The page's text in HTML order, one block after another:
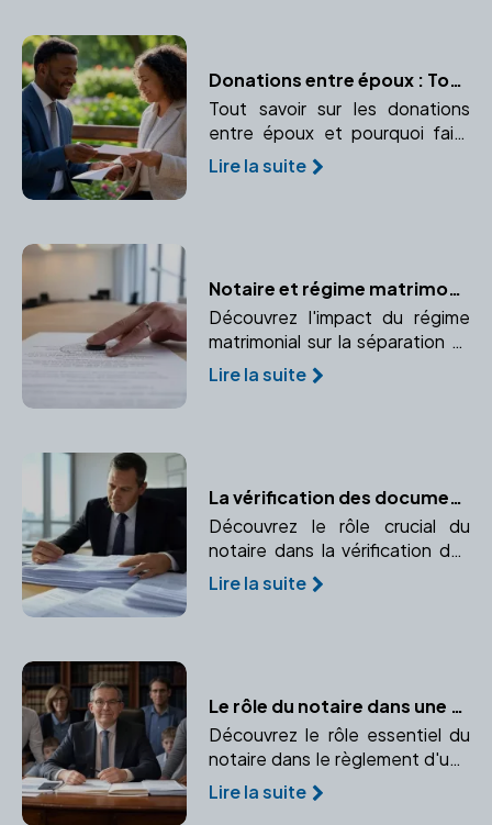
Donations entre époux : Tout ce qu’il faut savoir
Tout savoir sur les donations
entre époux et pourquoi faire
appel à un notaire est essentiel.
Lire la suite
Notaire et régime matrimonial : Quelles conséquences lors d'un divorce ?
Découvrez l'impact du régime
matrimonial sur la séparation et
comment un notaire peut vous
accompagner dans cette
Lire la suite
La vérification des documents immobiliers par le notaire
Découvrez le rôle crucial du
notaire dans la vérification des
documents immobiliers pour
garantir la conformité et la
Lire la suite
Le rôle du notaire dans une succession
Découvrez le rôle essentiel du
notaire dans le règlement d'une
succession et pourquoi son
intervention est indispensable
Lire la suite